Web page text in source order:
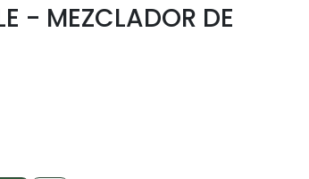
- MEZCLADOR DE